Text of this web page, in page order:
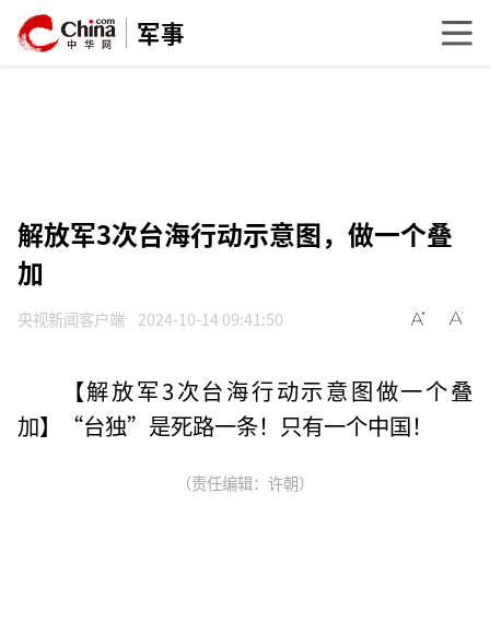
军事
解放军3次台海行动示意图，做一个叠
加
央视新闻客户端 2024-10-14 09:41:50
【解放军3次台海行动示意图做一个叠
加】“台独”是死路一条！只有一个中国！
（责任编辑：许朝）